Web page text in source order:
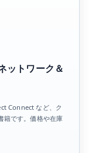
ットワーク＆
Connect など、ク
籍です。価格や在庫